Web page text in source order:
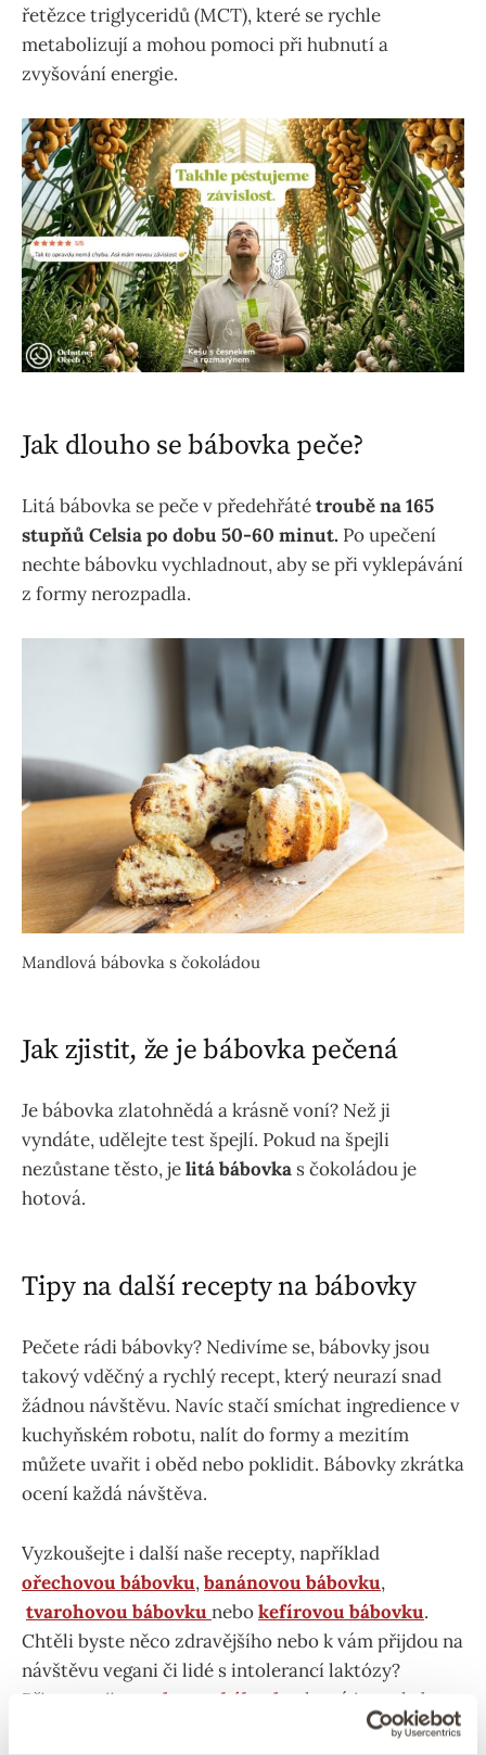
řetězce triglyceridů (MCT), které se rychle
metabolizují a mohou pomoci při hubnutí a
zvyšování energie.
Jak dlouho se bábovka peče?
Litá bábovka se peče v předehřátétroubě na 165
stupňů Celsia po dobu 50-60 minut. Po upečení
nechte bábovku vychladnout, aby se při vyklepávání
z formy nerozpadla.
Mandlová bábovka s čokoládou
Jak zjistit, že je bábovka pečená
Je bábovka zlatohnědá a krásně voní? Než ji
vyndáte, udělejte test špejlí. Pokud na špejli
nezůstane těsto, jelitá bábovka s čokoládou je
hotová.
Tipy na další recepty na bábovky
Pečete rádi bábovky? Nedivíme se, bábovky jsou
takový vděčný a rychlý recept, který neurazí snad
žádnou návštěvu. Navíc stačí smíchat ingredience v
kuchyňském robotu, nalít do formy a mezitím
můžete uvařit i oběd nebo poklidit. Bábovky zkrátka
ocení každá návštěva.
Vyzkoušejte i další naše recepty, například
ořechovou bábovku,banánovou bábovku,
tvarohovou bábovku nebokefírovou bábovku.
Chtěli byste něco zdravějšího nebo k vám přijdou na
návštěvu vegani či lidé s intolerancí laktózy?
Připravte jim
makovou bábovku
, která je zcela bez